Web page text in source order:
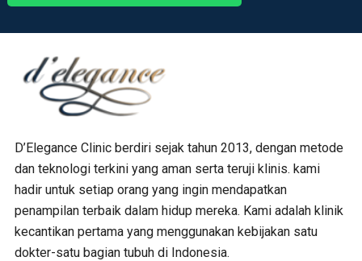
D’Elegance Clinic berdiri sejak tahun 2013, dengan metode
dan teknologi terkini yang aman serta teruji klinis. kami
hadir untuk setiap orang yang ingin mendapatkan
penampilan terbaik dalam hidup mereka. Kami adalah klinik
kecantikan pertama yang menggunakan kebijakan satu
dokter-satu bagian tubuh di Indonesia.